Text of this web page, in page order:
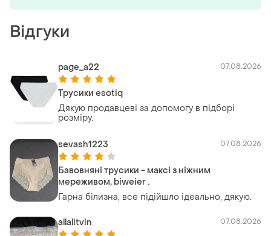
Відгуки
page_a22 07.08.2026
Трусики esotiq
Дякую продавцеві за допомогу в підборі
розміру.
sevash1223 07.08.2026
Бавовняні трусики - максі з ніжним
мереживом, biweier .
Гарна білизна, все підійшло ідеально, дякую.
allalitvin 07.08.2026